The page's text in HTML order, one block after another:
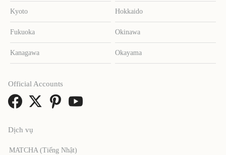
Kyoto Hokkaido
Fukuoka Okinawa
Kanagawa Okayama
Dịch vụ
MATCHA (Tiếng Nhật)
Official Accounts